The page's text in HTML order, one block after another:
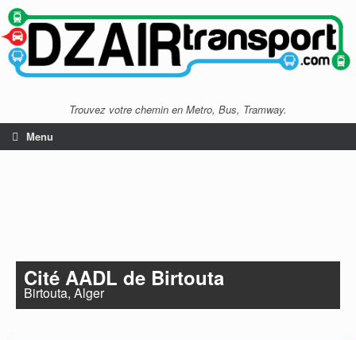
Trouvez votre chemin en Metro, Bus, Tramway.
Menu
Cité AADL de Birtouta
Birtouta, Alger